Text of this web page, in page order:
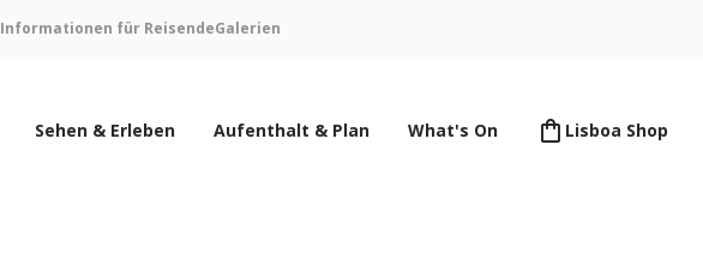
Informationen für ReisendeGalerien
Sehen & Erleben Aufenthalt & Plan What's On Lisboa Shop